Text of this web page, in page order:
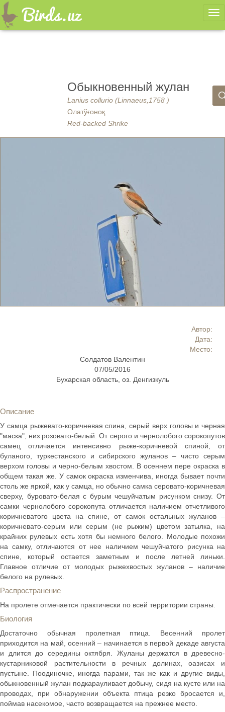
Обыкновенный жулан
Lanius collurio (Linnaeus,1758 )
Олатўғоноқ
Red-backed Shrike
Автор:
Дата:
Место:
Солдатов Валентин
07/05/2016
Бухарская область, оз. Денгизкуль
Описание
У самца рыжевато-коричневая спина, серый верх головы и черная
"маска", низ розовато-белый. От серого и чернолобого сорокопутов
самец отличается интенсивно рыже-коричневой спиной, от
буланого, туркестанского и сибирского жуланов – чисто серым
верхом головы и черно-белым хвостом. В осеннем пере окраска в
общем такая же. У самок окраска изменчива, иногда бывает почти
столь же яркой, как у самца, но обычно самка серовато-коричневая
сверху, буровато-белая с бурым чешуйчатым рисунком снизу. От
самки чернолобого сорокопута отличается наличием отчетливого
коричневатого цвета на спине, от самок остальных жуланов –
коричневато-серым или серым (не рыжим) цветом затылка, на
крайних рулевых есть хотя бы немного белого. Молодые похожи
на самку, отличаются от нее наличием чешуйчатого рисунка на
спине, который остается заметным и после летней линьки.
Главное отличие от молодых рыжехвостых жуланов – наличие
белого на рулевых.
Распространение
На пролете отмечается практически по всей территории страны.
Биология
Достаточно обычная пролетная птица. Весенний пролет
приходится на май, осенний – начинается в первой декаде августа
и длится до середины октября. Жуланы держатся в древесно-
кустарниковой растительности в речных долинах, оазисах и
пустыне. Поодиночке, иногда парами, так же как и другие виды,
обыкновенный жулан подкарауливает добычу, сидя на кусте или на
проводах, при обнаружении объекта птица резко бросается и,
поймав насекомое, часто возвращается на прежнее место.